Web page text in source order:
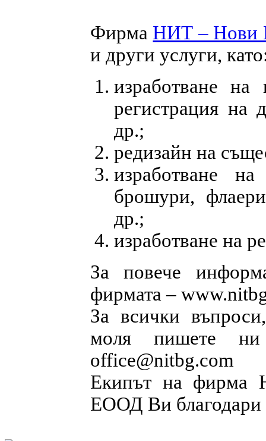
Фирма НИТ – Нови
и други услуги,
изработване на
регистрация на
др.;
редизайн на
изработване
брошури,
др.;
изработване на
За повече
фирмата –
За всички
моля пишете
office@nitbg.com
Екипът на фирма
EООД Ви благодари